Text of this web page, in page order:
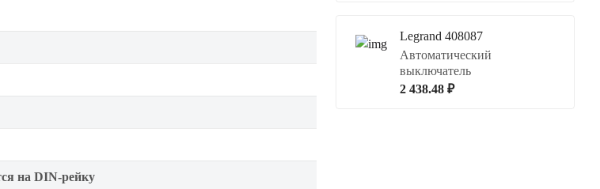
на DIN-рейку
Legrand 408087
Автоматический
выключатель
2 438.48 ₽